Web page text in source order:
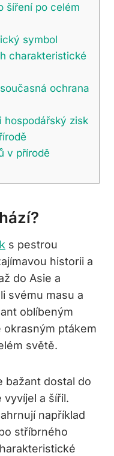
šíření po celém
symbol
charakteristické
ochrana
hospodářský zisk
v přírodě
s pestrou
historii a
do Asie a
svému masu a
oblíbeným
okrasným ptákem
světě.
bažant dostal do
vyvíjel a šířil.
například
stříbrného